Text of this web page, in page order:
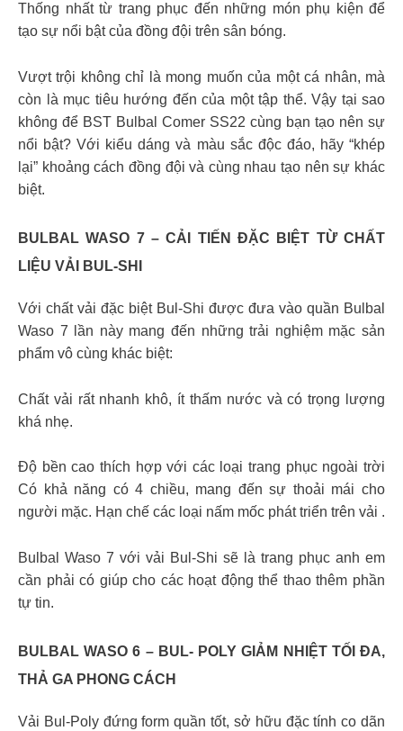
Thống nhất từ trang phục đến những món phụ kiện để
tạo sự nổi bật của đồng đội trên sân bóng.
Vượt trội không chỉ là mong muốn của một cá nhân, mà
còn là mục tiêu hướng đến của một tập thể. Vậy tại sao
không để BST Bulbal Comer SS22 cùng bạn tạo nên sự
nổi bật? Với kiểu dáng và màu sắc độc đáo, hãy “khép
lại” khoảng cách đồng đội và cùng nhau tạo nên sự khác
biệt.
BULBAL WASO 7 – CẢI TIẾN ĐẶC BIỆT TỪ CHẤT
LIỆU VẢI BUL-SHI
Với chất vải đặc biệt Bul-Shi được đưa vào quần Bulbal
Waso 7 lần này mang đến những trải nghiệm mặc sản
phẩm vô cùng khác biệt:
Chất vải rất nhanh khô, ít thấm nước và có trọng lượng
khá nhẹ.
Độ bền cao thích hợp với các loại trang phục ngoài trời
Có khả năng có 4 chiều, mang đến sự thoải mái cho
người mặc. Hạn chế các loại nấm mốc phát triển trên vải .
Bulbal Waso 7 với vải Bul-Shi sẽ là trang phục anh em
cần phải có giúp cho các hoạt động thể thao thêm phần
tự tin.
BULBAL WASO 6 – BUL- POLY GIẢM NHIỆT TỐI ĐA,
THẢ GA PHONG CÁCH
Vải Bul-Poly đứng form quần tốt, sở hữu đặc tính co dãn